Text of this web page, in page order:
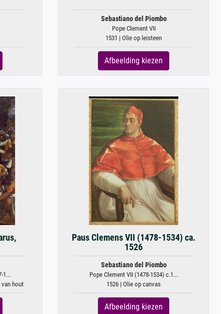
Sebastiano del Piombo
Pope Clement VII
1531 | Olie op leisteen
Afbeelding kiezen
1...
van hout
Paus Clemens VII (1478-1534) ca.
1526
Sebastiano del Piombo
Pope Clement VII (1478-1534) c.1...
1526 | Olie op canvas
Afbeelding kiezen